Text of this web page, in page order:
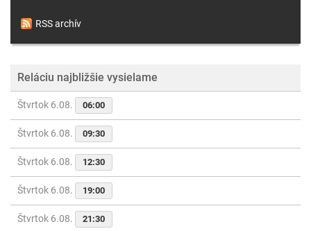
RSS archív
Reláciu najbližšie vysielame
Štvrtok 6.08. 06:00
Štvrtok 6.08. 09:30
Štvrtok 6.08. 12:30
Štvrtok 6.08. 19:00
Štvrtok 6.08. 21:30